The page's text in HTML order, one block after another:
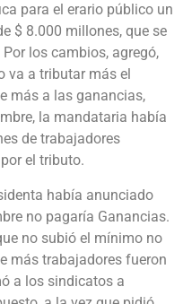
para el erario público un
$ 8.000 millones, que se
los cambios, agregó,
va a tributar más el
más a las ganancias,
la mandataria había
de trabajadores
el tributo.
había anunciado
no pagaría Ganancias.
no subió el mínimo no
más trabajadores fueron
a los sindicatos a